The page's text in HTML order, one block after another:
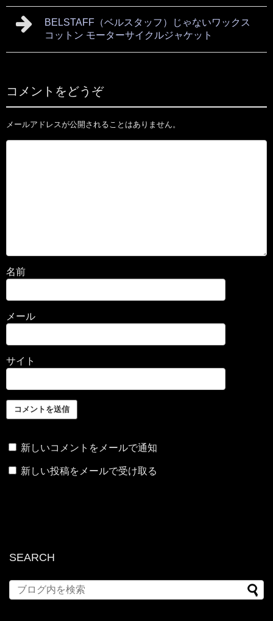
BELSTAFF（ベルスタッフ）じゃないワックス
コットン モーターサイクルジャケット
コメントをどうぞ
メールアドレスが公開されることはありません。
名前
メール
サイト
新しいコメントをメールで通知
新しい投稿をメールで受け取る
SEARCH